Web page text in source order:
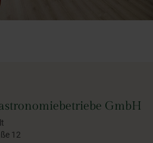
GmbH
12